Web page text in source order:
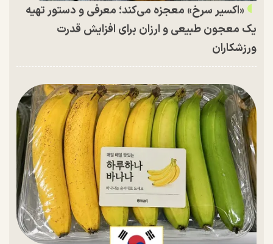
«اکسیر سرخ» معجزه می‌کند؛ معرفی و دستور تهیه
یک معجون طبیعی و ارزان برای افزایش قدرت
ورزشکاران